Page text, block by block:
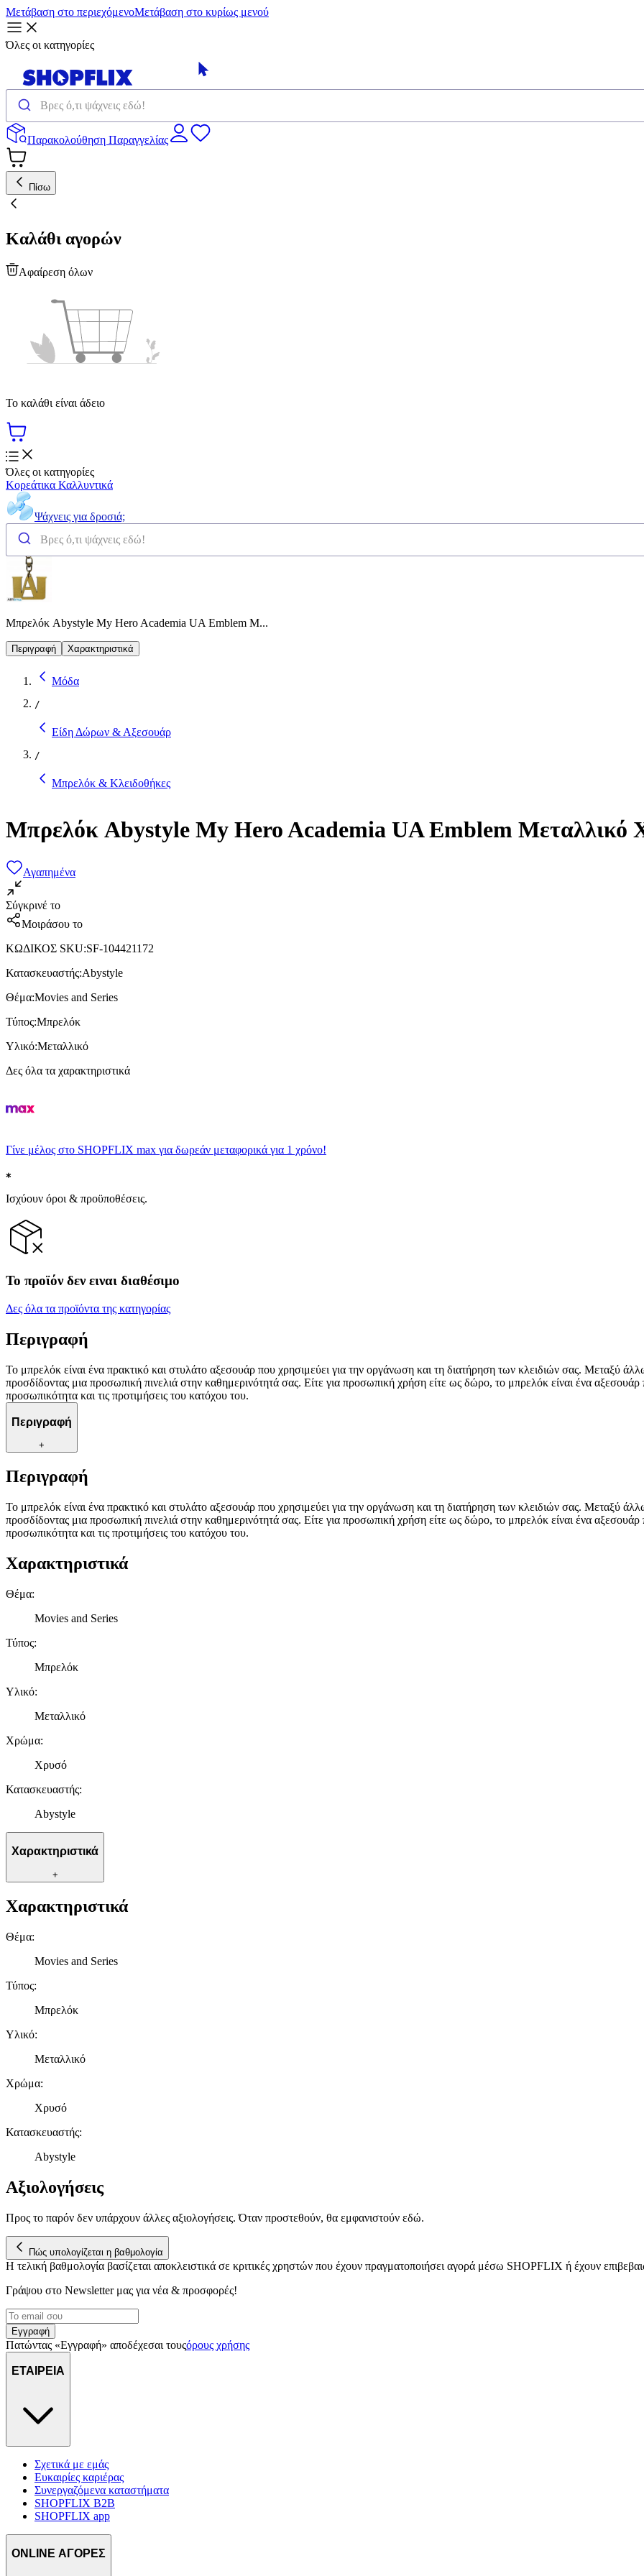
Μετάβαση στο περιεχόμενοΜετάβαση στο κυρίως μενού
Όλες οι κατηγορίες
Παρακολούθηση Παραγγελίας
Πίσω
Καλάθι αγορών
Αφαίρεση όλων
Το καλάθι είναι άδειο
Όλες οι κατηγορίες
Κορεάτικα Καλλυντικά
Ψάχνεις για δροσιά;
Μπρελόκ Abystyle My Hero Academia UA Emblem Μ...
Περιγραφή Χαρακτηριστικά
Μόδα
/
Είδη Δώρων & Αξεσουάρ
/
Μπρελόκ & Κλειδοθήκες
Μπρελόκ Abystyle My Hero Academia UA Emblem Μεταλλικό
Αγαπημένα
Σύγκρινέ το
Μοιράσου το
ΚΩΔΙΚΟΣ SKU:SF-104421172
Κατασκευαστής:Abystyle
Θέμα:Movies and Series
Τύπος:Μπρελόκ
Υλικό:Μεταλλικό
Δες όλα τα χαρακτηριστικά
Γίνε μέλος στο SHOPFLIX max για δωρεάν μεταφορικά για 1 χρόνο!
Ισχύουν όροι & προϋποθέσεις.
Το προϊόν δεν ειναι διαθέσιμο
Δες όλα τα προϊόντα της κατηγορίας
Περιγραφή
Το μπρελόκ είναι ένα πρακτικό και στυλάτο αξεσουάρ που χρησιμεύει για την οργάνωση και τη διατήρηση των κλειδιών σας. Μεταξύ
προσδίδοντας μια προσωπική πινελιά στην καθημερινότητά σας. Είτε για προσωπική χρήση είτε ως δώρο, το μπρελόκ είναι ένα
προσωπικότητα και τις προτιμήσεις του κατόχου του.
Περιγραφή
+
Περιγραφή
Το μπρελόκ είναι ένα πρακτικό και στυλάτο αξεσουάρ που χρησιμεύει για την οργάνωση και τη διατήρηση των κλειδιών σας. Μεταξύ
προσδίδοντας μια προσωπική πινελιά στην καθημερινότητά σας. Είτε για προσωπική χρήση είτε ως δώρο, το μπρελόκ είναι ένα
προσωπικότητα και τις προτιμήσεις του κατόχου του.
Χαρακτηριστικά
Θέμα:
Movies and Series
Τύπος:
Μπρελόκ
Υλικό:
Μεταλλικό
Χρώμα:
Χρυσό
Κατασκευαστής:
Abystyle
Χαρακτηριστικά
+
Χαρακτηριστικά
Θέμα:
Movies and Series
Τύπος:
Μπρελόκ
Υλικό:
Μεταλλικό
Χρώμα:
Χρυσό
Κατασκευαστής:
Abystyle
Αξιολογήσεις
Προς το παρόν δεν υπάρχουν άλλες αξιολογήσεις. Όταν προστεθούν, θα εμφανιστούν εδώ.
Πώς υπολογίζεται η βαθμολογία
Η τελική βαθμολογία βασίζεται αποκλειστικά σε κριτικές χρηστών που έχουν πραγματοποιήσει αγορά μέσω SHOPFLIX ή έχουν
Γράψου στο Νewsletter μας για νέα & προσφορές!
Εγγραφή
Πατώντας «Εγγραφή» αποδέχεσαι τουςόρους χρήσης
ΕΤΑΙΡΕΙΑ
Σχετικά με εμάς
Ευκαιρίες καριέρας
Συνεργαζόμενα καταστήματα
SHOPFLIX B2B
SHOPFLIX app
ONLINE ΑΓΟΡΕΣ